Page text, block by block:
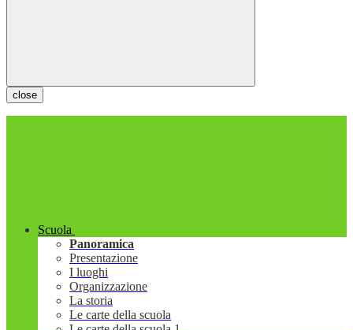
close
Scuola
Panoramica
Presentazione
I luoghi
Organizzazione
La storia
Le carte della scuola